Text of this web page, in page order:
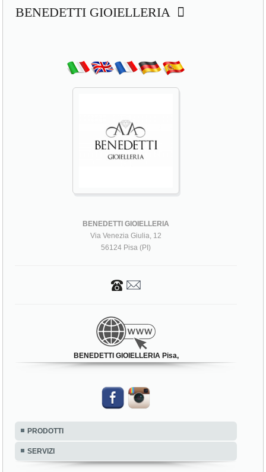
tutta la famiglia Benedetti trova forza e continuità di essere.
BENEDETTI GIOIELLERIA
PRODOTTI